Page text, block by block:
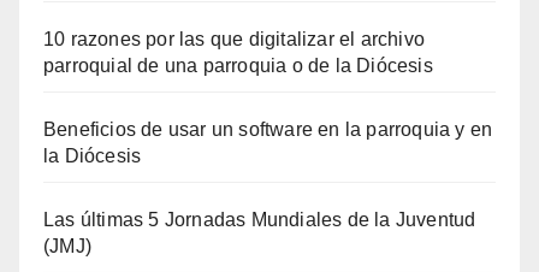
10 razones por las que digitalizar el archivo
parroquial de una parroquia o de la Diócesis
Beneficios de usar un software en la parroquia y en
la Diócesis
Las últimas 5 Jornadas Mundiales de la Juventud
(JMJ)